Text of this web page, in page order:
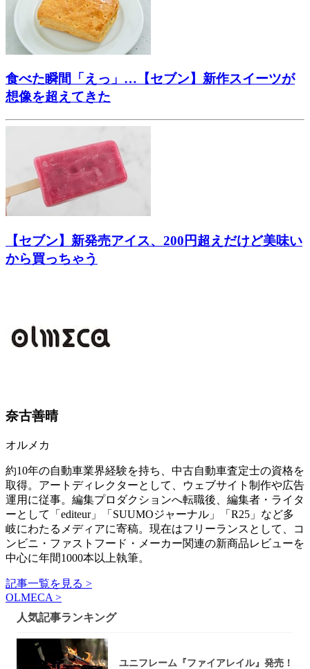
食べた瞬間「えっ」…【セブン】新作スイーツが
想像を超えてきた
【セブン】新発売アイス、200円超えだけど美味い
から買っちゃう
奈古善晴
オルメカ
約10年の自動車業界経験を持ち、中古自動車査定士の資格を
取得。アートディレクターとして、ウェブサイト制作や広告
運用に従事。編集プロダクションへ転職後、編集者・ライタ
ーとして「editeur」「SUUMOジャーナル」「R25」など多
岐にわたるメディアに寄稿。現在はフリーランスとして、コ
ンビニ・ファストフード・メーカー関連の新商品レビューを
中心に年間1000本以上執筆。
記事一覧を見る >
OLMECA >
人気記事ランキング
ユニフレーム『ファイアレイル』発売！